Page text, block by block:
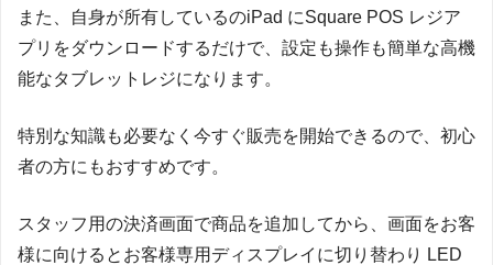
また、自身が所有しているのiPad にSquare POS レジア
プリをダウンロードするだけで、設定も操作も簡単な高機
能なタブレットレジになります。
特別な知識も必要なく今すぐ販売を開始できるので、初心
者の方にもおすすめです。
スタッフ用の決済画面で商品を追加してから、画面をお客
様に向けるとお客様専用ディスプレイに切り替わり LED